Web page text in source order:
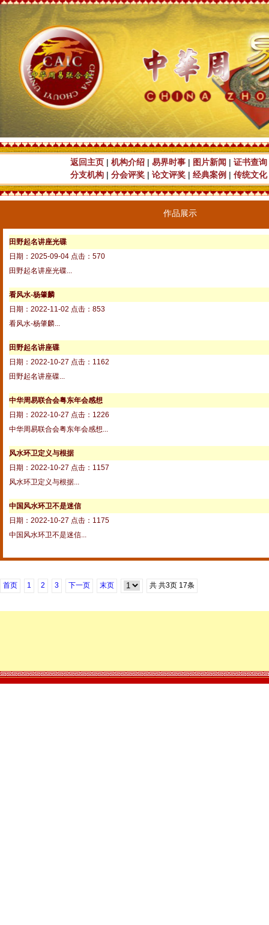
返回主页 | 机构介绍 | 易界时事 | 图片新闻 | 证书查询
分支机构 | 分会评奖 | 论文评奖 | 经典案例 | 传统文化
作品展示
田野起名讲座光碟
日期：2025-09-04 点击：570
田野起名讲座光碟...
看风水-杨肇麟
日期：2022-11-02 点击：853
看风水-杨肇麟...
田野起名讲座碟
日期：2022-10-27 点击：1162
田野起名讲座碟...
中华周易联合会粤东年会感想
日期：2022-10-27 点击：1226
中华周易联合会粤东年会感想...
风水环卫定义与根据
日期：2022-10-27 点击：1157
风水环卫定义与根据...
中国风水环卫不是迷信
日期：2022-10-27 点击：1175
中国风水环卫不是迷信...
首页 1 2 3 下一页 末页 共 共3页 17条